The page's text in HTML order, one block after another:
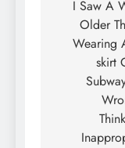
I Saw A
Older
Wearing
skirt